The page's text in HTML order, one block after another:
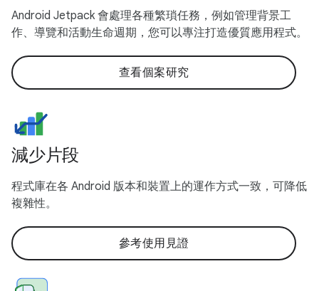
Android Jetpack 會處理各種繁瑣任務，例如管理背景工
作、導覽和活動生命週期，您可以專注打造優質應用程式。
查看個案研究
減少片段
程式庫在各 Android 版本和裝置上的運作方式一致，可降低
複雜性。
參考使用見證